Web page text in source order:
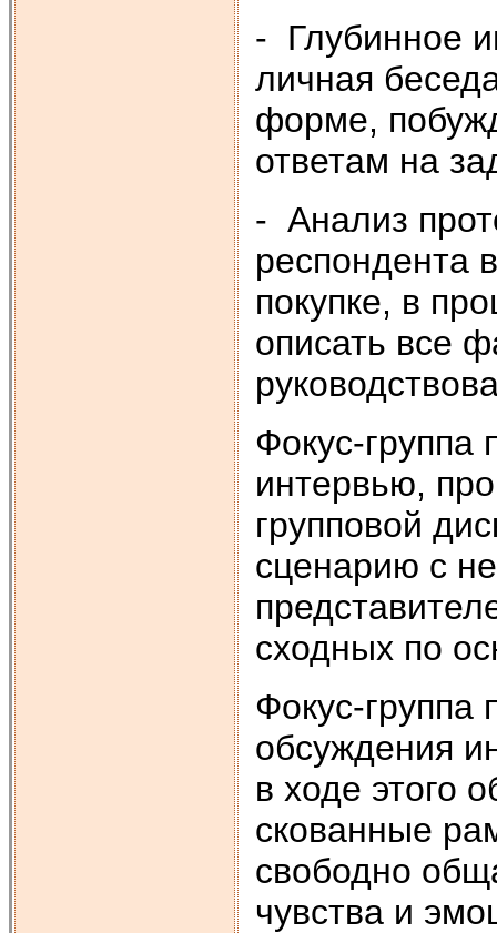
- Глубинное
личная
форме,
ответам на
- Анализ
респондента
покупке, в
описать все
Фокус-группа
интервью,
групповой
сценарию с
сходных по
Фокус-группа
обсуждения
в ходе этого
скованные
свободно
чувства и